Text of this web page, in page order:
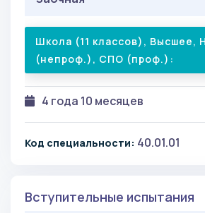
Школа (11 классов), Высшее,
(непроф.), СПО (проф.):
4 года 10 месяцев
Код специальности: 40.01.01
Вступительные испытания